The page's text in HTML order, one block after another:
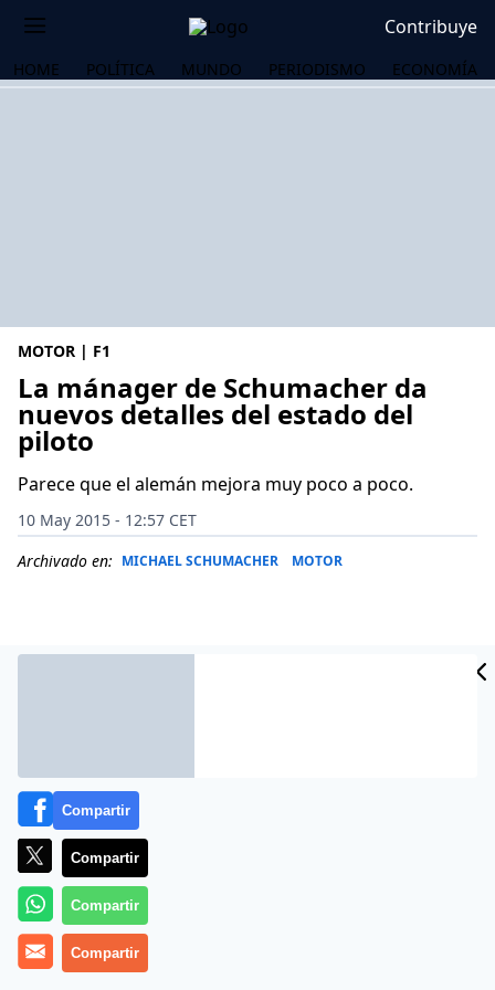
Contribuye
HOME POLÍTICA MUNDO PERIODISMO ECONOMÍA
MOTOR | F1
La mánager de Schumacher da
nuevos detalles del estado del
piloto
Parece que el alemán mejora muy poco a poco.
10 May 2015 - 12:57 CET
Archivado en: MICHAEL SCHUMACHER MOTOR
El estado de Michael Schumacher sigue siendo una
incógnita.
Compartir
Compartir
Compartir
Compartir